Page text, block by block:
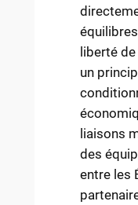
liberté
un
liaisons
des
entre les